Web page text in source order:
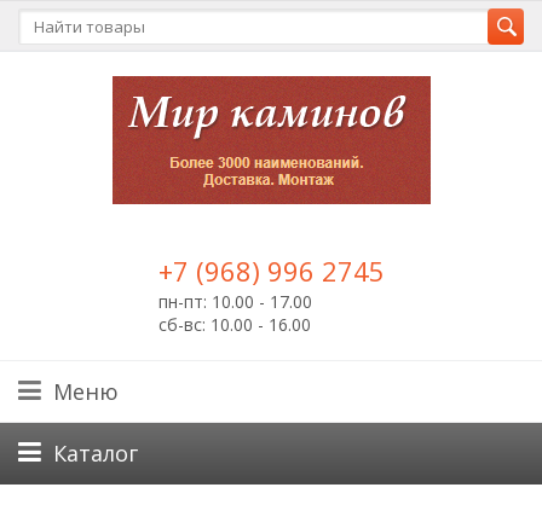
+7 (968) 996 2745
пн-пт: 10.00 - 17.00
сб-вс: 10.00 - 16.00
Меню
Каталог